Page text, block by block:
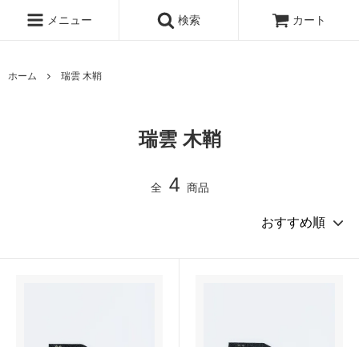
メニュー 検索 カート
ホーム 瑞雲 木鞘
瑞雲 木鞘
全 4 商品